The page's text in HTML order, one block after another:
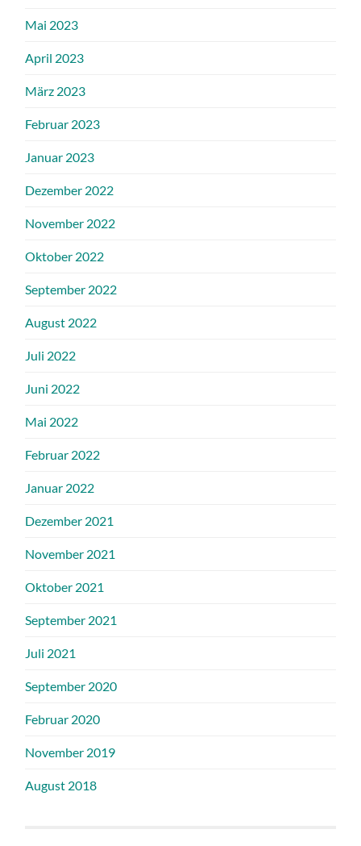
Mai 2023
April 2023
März 2023
Februar 2023
Januar 2023
Dezember 2022
November 2022
Oktober 2022
September 2022
August 2022
Juli 2022
Juni 2022
Mai 2022
Februar 2022
Januar 2022
Dezember 2021
November 2021
Oktober 2021
September 2021
Juli 2021
September 2020
Februar 2020
November 2019
August 2018